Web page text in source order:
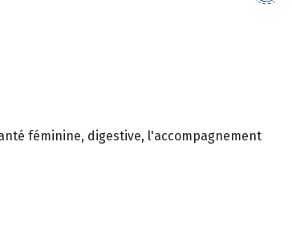
féminine, digestive, l'accompagnement